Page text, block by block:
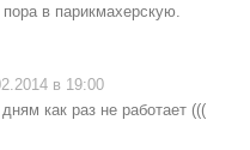
в парикмахерскую.
в 19:00
как раз не работает (((